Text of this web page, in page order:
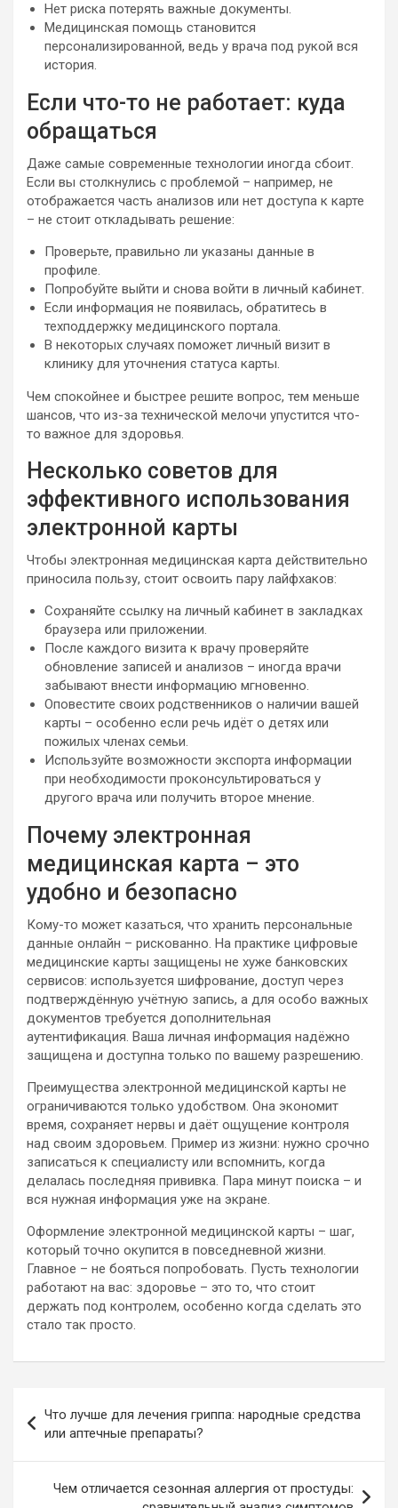
Нет риска потерять важные документы.
Медицинская помощь становится
персонализированной, ведь у врача под рукой вся
история.
Если что-то не работает: куда
обращаться
Даже самые современные технологии иногда сбоит.
Если вы столкнулись с проблемой – например, не
отображается часть анализов или нет доступа к карте
– не стоит откладывать решение:
Проверьте, правильно ли указаны данные в
профиле.
Попробуйте выйти и снова войти в личный кабинет.
Если информация не появилась, обратитесь в
техподдержку медицинского портала.
В некоторых случаях поможет личный визит в
клинику для уточнения статуса карты.
Чем спокойнее и быстрее решите вопрос, тем меньше
шансов, что из-за технической мелочи упустится что-
то важное для здоровья.
Несколько советов для
эффективного использования
электронной карты
Чтобы электронная медицинская карта действительно
приносила пользу, стоит освоить пару лайфхаков:
Сохраняйте ссылку на личный кабинет в закладках
браузера или приложении.
После каждого визита к врачу проверяйте
обновление записей и анализов – иногда врачи
забывают внести информацию мгновенно.
Оповестите своих родственников о наличии вашей
карты – особенно если речь идёт о детях или
пожилых членах семьи.
Используйте возможности экспорта информации
при необходимости проконсультироваться у
другого врача или получить второе мнение.
Почему электронная
медицинская карта – это
удобно и безопасно
Кому-то может казаться, что хранить персональные
данные онлайн – рискованно. На практике цифровые
медицинские карты защищены не хуже банковских
сервисов: используется шифрование, доступ через
подтверждённую учётную запись, а для особо важных
документов требуется дополнительная
аутентификация. Ваша личная информация надёжно
защищена и доступна только по вашему разрешению.
Преимущества электронной медицинской карты не
ограничиваются только удобством. Она экономит
время, сохраняет нервы и даёт ощущение контроля
над своим здоровьем. Пример из жизни: нужно срочно
записаться к специалисту или вспомнить, когда
делалась последняя прививка. Пара минут поиска – и
вся нужная информация уже на экране.
Оформление электронной медицинской карты – шаг,
который точно окупится в повседневной жизни.
Главное – не бояться попробовать. Пусть технологии
работают на вас: здоровье – это то, что стоит
держать под контролем, особенно когда сделать это
стало так просто.
по
записям
Что лучше для лечения гриппа: народные средства
или аптечные препараты?
Чем отличается сезонная аллергия от простуды: